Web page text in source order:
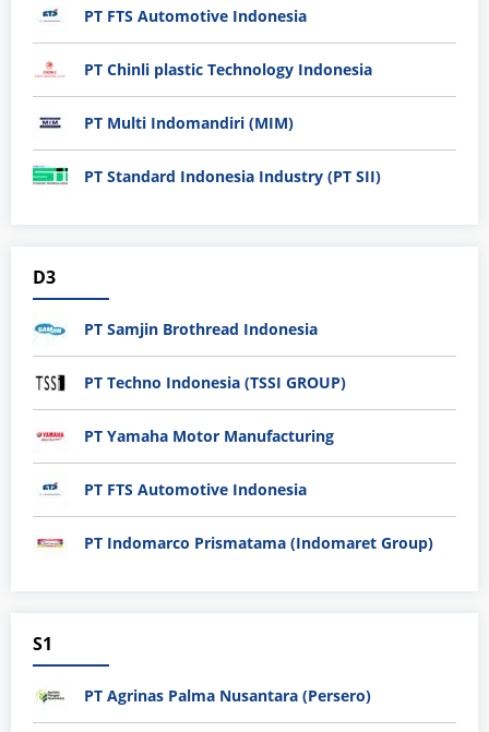
PT FTS Automotive Indonesia
PT Chinli plastic Technology Indonesia
PT Multi Indomandiri (MIM)
PT Standard Indonesia Industry (PT SII)
D3
PT Samjin Brothread Indonesia
PT Techno Indonesia (TSSI GROUP)
PT Yamaha Motor Manufacturing
PT FTS Automotive Indonesia
PT Indomarco Prismatama (Indomaret Group)
S1
PT Agrinas Palma Nusantara (Persero)